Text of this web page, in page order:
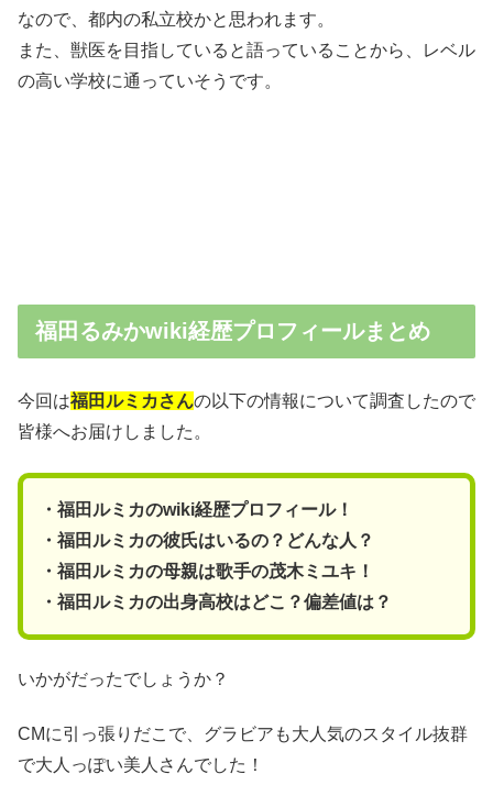
なので、都内の私立校かと思われます。
また、獣医を目指していると語っていることから、レベル
の高い学校に通っていそうです。
福田るみかwiki経歴プロフィールまとめ
今回は福田ルミカさんの以下の情報について調査したので
皆様へお届けしました。
・福田ルミカのwiki経歴プロフィール！
・福田ルミカの彼氏はいるの？どんな人？
・福田ルミカの母親は歌手の茂木ミユキ！
・福田ルミカの出身高校はどこ？偏差値は？
いかがだったでしょうか？
CMに引っ張りだこで、グラビアも大人気のスタイル抜群
で大人っぽい美人さんでした！